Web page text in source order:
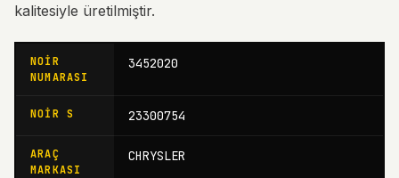
kalitesiyle üretilmiştir.
NOIR
NUMARASI
3452020
NOIR S 23300754
ARAÇ
MARKASI
CHRYSLER